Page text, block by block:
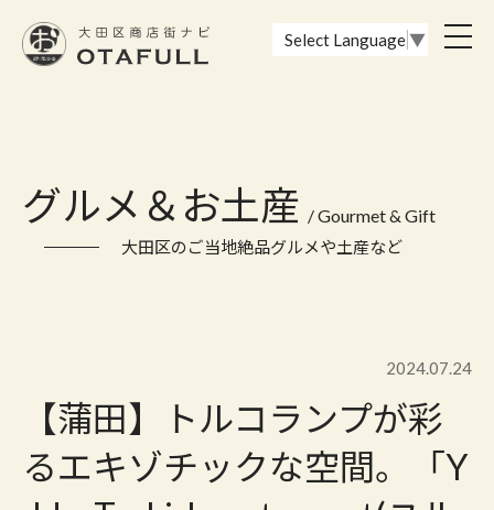
Select Language ▼
グルメ＆お土産 / Gourmet & Gift
大田区のご当地絶品グルメや土産など
2024.07.24
【蒲田】トルコランプが彩
るエキゾチックな空間。「Y